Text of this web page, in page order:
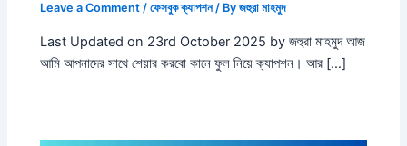
Leave a Comment /ফেসবুক ক্যাপশন/ Byজহুরা মাহমুদ
Last Updated on 23rd October 2025 by জহুরা মাহমুদ আজ
আমি আপনাদের সাথে শেয়ার করবো কানে ফুল নিয়ে ক্যাপশন। আর […]